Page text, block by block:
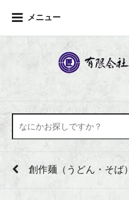
メニュー
創作麺（うどん・そば）